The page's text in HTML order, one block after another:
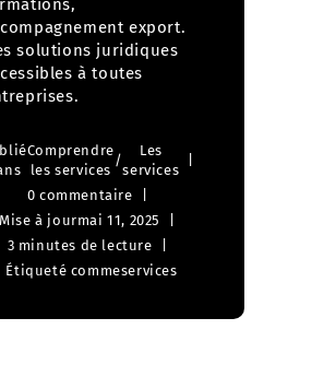
export.
solutions juridiques
à toutes
Comprendre
les services
/
Les
services
0 commentaire
Mise à jourmai 11, 2025
3 minutes de lecture
Étiqueté commeservices